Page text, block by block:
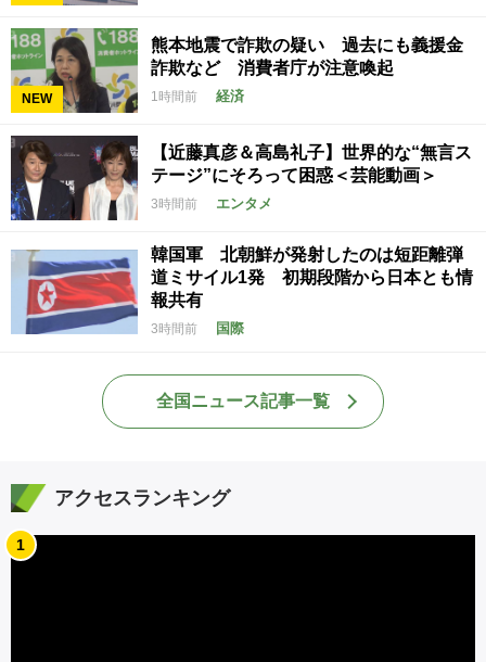
NEW
熊本地震で詐欺の疑い 過去にも義援金
詐欺など 消費者庁が注意喚起
1時間前 経済
【近藤真彦＆高島礼子】世界的な“無言ス
テージ”にそろって困惑＜芸能動画＞
3時間前 エンタメ
韓国軍 北朝鮮が発射したのは短距離弾
道ミサイル1発 初期段階から日本とも情
報共有
3時間前 国際
全国ニュース記事一覧
アクセスランキング
1